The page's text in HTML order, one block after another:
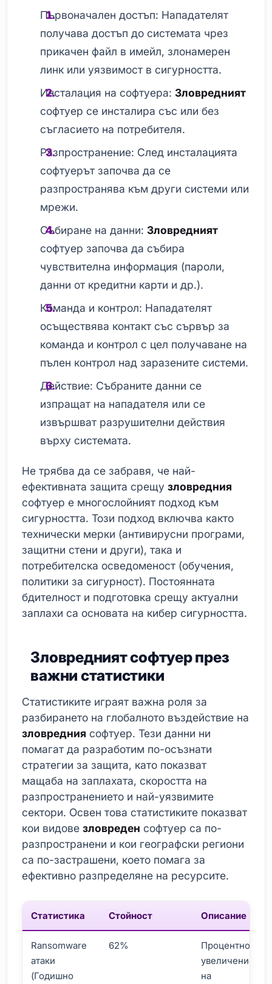
Първоначален достъп: Нападателят
получава достъп до системата чрез
прикачен файл в имейл, злонамерен
линк или уязвимост в сигурността.
Инсталация на софтуера:Зловредният
софтуер се инсталира със или без
съгласието на потребителя.
Разпространение: След инсталацията
софтуерът започва да се
разпространява към други системи или
мрежи.
Събиране на данни:Зловредният
софтуер започва да събира
чувствителна информация (пароли,
данни от кредитни карти и др.).
Команда и контрол: Нападателят
осъществява контакт със сървър за
команда и контрол с цел получаване на
пълен контрол над заразените системи.
Действие: Събраните данни се
изпращат на нападателя или се
извършват разрушителни действия
върху системата.
Не трябва да се забравя, че най-
ефективната защита срещу зловредния
софтуер е многослойният подход към
сигурността. Този подход включва както
технически мерки (антивирусни програми,
защитни стени и други), така и
потребителска осведоменост (обучения,
политики за сигурност). Постоянната
бдителност и подготовка срещу актуални
заплахи са основата на кибер сигурността.
Зловредният софтуер през
важни статистики
Статистиките играят важна роля за
разбирането на глобалното въздействие на
зловредния софтуер. Тези данни ни
помагат да разработим по-осъзнати
стратегии за защита, като показват
мащаба на заплахата, скоростта на
разпространението и най-уязвимите
сектори. Освен това статистиките показват
кои видове зловреден софтуер са по-
разпространени и кои географски региони
са по-застрашени, което помага за
ефективно разпределяне на ресурсите.
Статистика Стойност Описание
Ransomware
атаки
(Годишно
62%
Процентно
увеличение
на